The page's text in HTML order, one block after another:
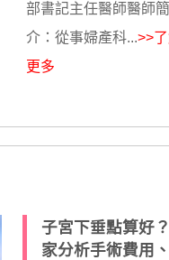
部書記主任醫師醫師簡
介：從事婦產科...>>
更多
子宮下垂點算好
家分析手術費用